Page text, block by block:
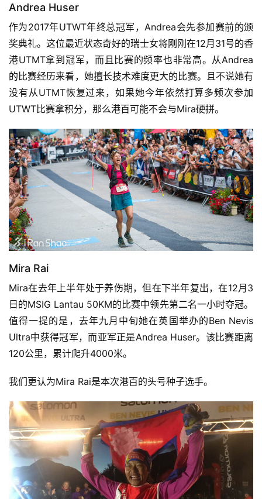
比
赛
观
察
装
备
训
频
用
户
精
选
Andrea Huser
作为2017年UTWT年终总冠军，Andrea会先参加赛前的颁
奖典礼。这位最近状态奇好的瑞士女将刚刚在12月31号的香
港UTMT拿到冠军，而且比赛的频率也非常高。从Andrea
的比赛经历来看，她擅长技术难度更大的比赛。且不说她有
没有从UTMT恢复过来，如果她今年依然打算多频次参加
UTWT比赛拿积分，那么港百可能不会与Mira硬拼。
Mira Rai
Mira在去年上半年处于养伤期，但在下半年复出，在12月3
日的MSIG Lantau 50KM的比赛中领先第二名一小时夺冠。
值得一提的是，去年九月中旬她在英国举办的Ben Nevis
Ultra中获得冠军，而亚军正是Andrea Huser。该比赛距离
120公里，累计爬升4000米。
我们更认为Mira Rai是本次港百的头号种子选手。